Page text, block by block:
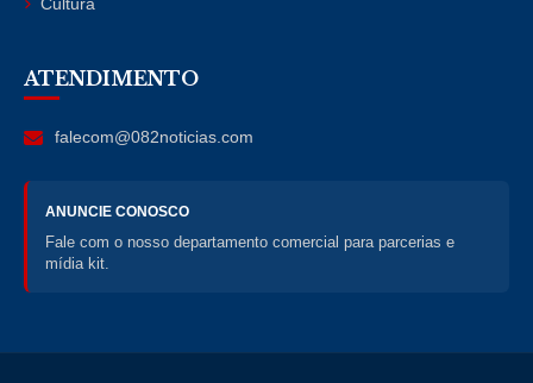
Cultura
ATENDIMENTO
falecom@082noticias.com
ANUNCIE CONOSCO
Fale com o nosso departamento comercial para parcerias e
mídia kit.